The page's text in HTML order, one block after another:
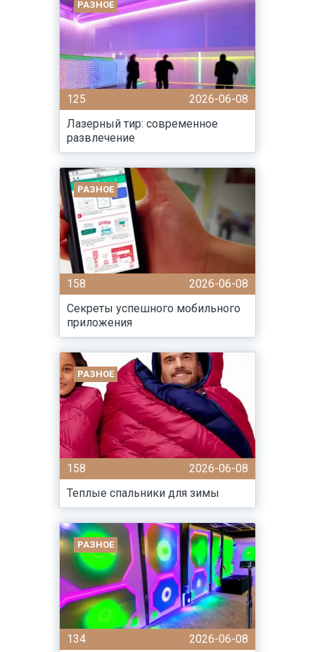
РАЗНОЕ
125
2026-06-08
Лазерный тир: современное
развлечение
РАЗНОЕ
158
2026-06-08
Секреты успешного мобильного
приложения
РАЗНОЕ
158
2026-06-08
Теплые спальники для зимы
РАЗНОЕ
134
2026-06-08